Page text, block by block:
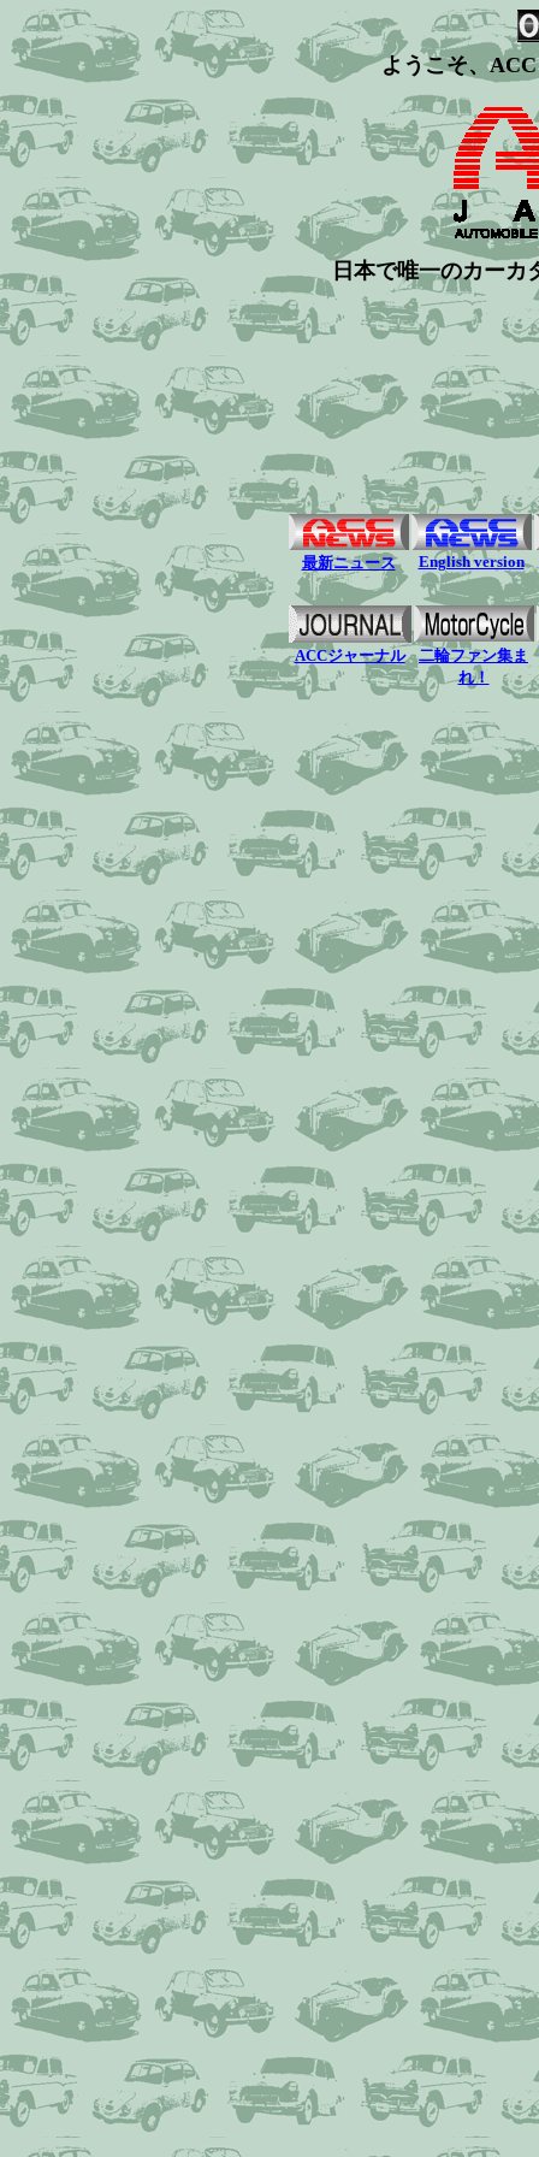
ようこそ、
日本で唯一のカーカ
最新ニュース English version
ACCジャーナル
二輪ファン集ま
れ！